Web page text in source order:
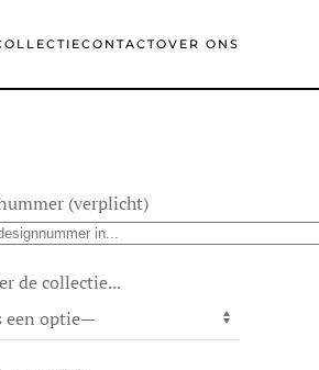
CONTACTOVER ONS
(verplicht)
de collectie...